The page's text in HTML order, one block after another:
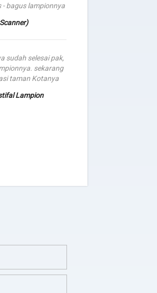
- bagus lampionnya
sudah selesai pak,
sekarang
taman Kotanya
Lampion